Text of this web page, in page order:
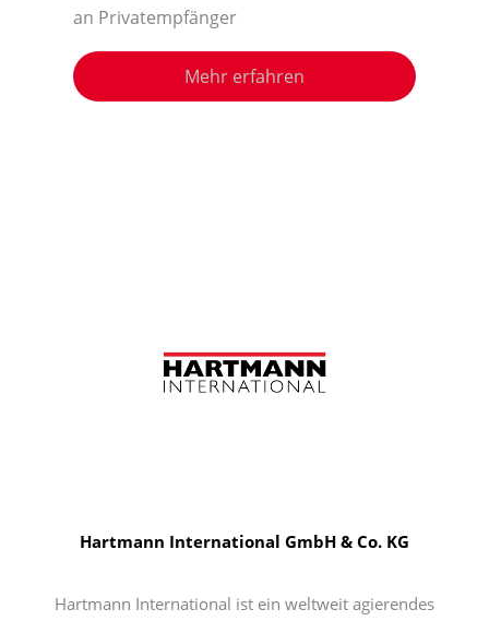
an Privatempfänger
Mehr erfahren
Hartmann International GmbH & Co. KG
Hartmann International ist ein weltweit agierendes